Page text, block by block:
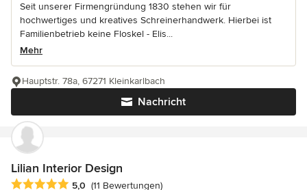
Seit unserer Firmengründung 1830 stehen wir für
hochwertiges und kreatives Schreinerhandwerk. Hierbei ist
Familienbetrieb keine Floskel - Elis...
Mehr
Nachricht
Hauptstr. 78a, 67271 Kleinkarlbach
Lilian Interior Design
Durchschnittliche Bewertung: 5 von 5 Sternen
5,0 (11 Bewertungen)